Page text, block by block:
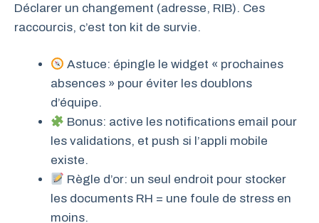
Déclarer un changement (adresse, RIB). Ces
raccourcis, c’est ton kit de survie.
Astuce: épingle le widget « prochaines
absences » pour éviter les doublons
d’équipe.
Bonus: active les notifications email pour
les validations, et push si l’appli mobile
existe.
Règle d’or: un seul endroit pour stocker
les documents RH = une foule de stress en
moins.